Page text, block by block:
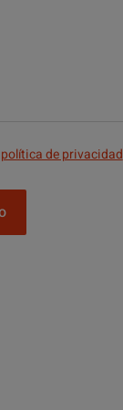
política de privacidad